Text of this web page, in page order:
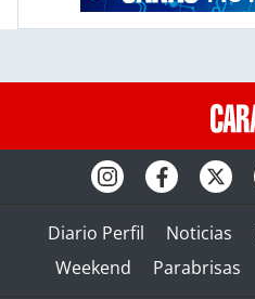
Diario Perfil Noticias
Weekend
Parabrisas